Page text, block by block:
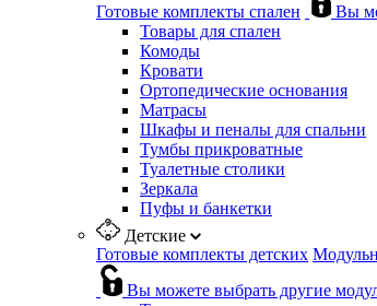
Готовые комплекты спален
Вы
Товары для спален
Комоды
Кровати
Ортопедические основания
Матрасы
Шкафы и пеналы для спальни
Тумбы прикроватные
Туалетные столики
Зеркала
Пуфы и банкетки
Детские
Готовые комплекты детских
Вы можете выбрать другие